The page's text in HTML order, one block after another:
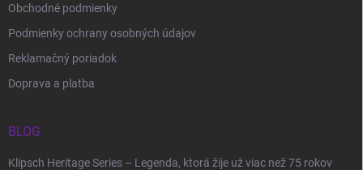
Obchodné podmienky
Podmienky ochrany osobných údajov
Reklamačný poriadok
Doprava a platba
BLOG
Klipsch Heritage Series – Legenda, ktorá žije už viac než 75 rokov